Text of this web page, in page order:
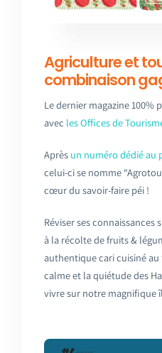
Agriculture et
combinaison
Le dernier magazine 100%
avec les Offices de
Après un numéro dédié au
celui-ci se nomme
cœur du savoir-faire péi !
Réviser ses
à la récolte de fruits &
authentique cari cuisiné
calme et la quiétude des
vivre sur notre magnifique